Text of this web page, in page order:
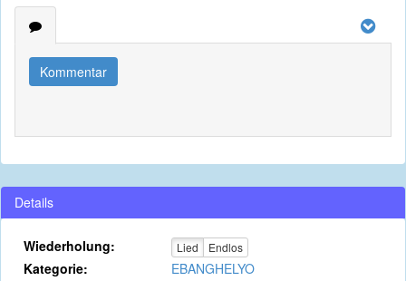
Kommentar
Details
Wiederholung: Lied Endlos
Kategorie:
EBANGHELYO